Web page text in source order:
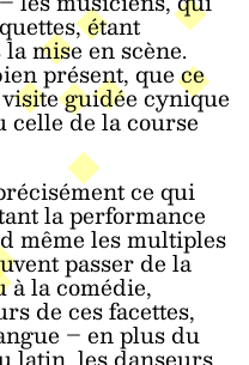
étant
mise en scène.
présent, que ce
guidée cynique
de la course
ce qui
la performance
même les multiples
passer de la
à la comédie,
de ces facettes,
– en plus du